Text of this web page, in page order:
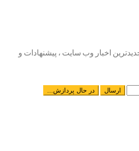
اخبار وب سایت ، پیشنهادات و